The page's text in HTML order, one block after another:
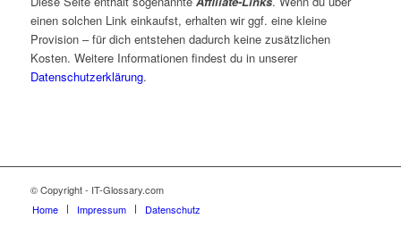
einen solchen Link einkaufst, erhalten wir ggf. eine kleine
Provision – für dich entstehen dadurch keine zusätzlichen
Kosten. Weitere Informationen findest du in unserer
Datenschutzerklärung.
© Copyright - IT-Glossary.com
Home
Impressum Datenschutz